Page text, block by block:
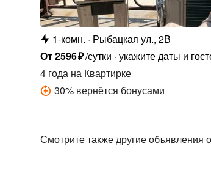
1-комн.
Рыбацкая ул., 2В
От2596₽/сутки укажите даты и
4 годана Квартирке
30% вернётся бонусами
Смотрите также другие объявления